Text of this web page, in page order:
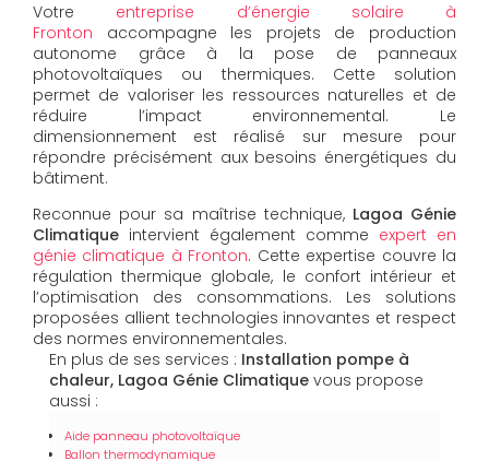
Votre entreprise d’énergie solaire à
Fronton accompagne les projets de production
autonome grâce à la pose de panneaux
photovoltaïques ou thermiques. Cette solution
permet de valoriser les ressources naturelles et de
réduire l’impact environnemental. Le
dimensionnement est réalisé sur mesure pour
répondre précisément aux besoins énergétiques du
bâtiment.
Reconnue pour sa maîtrise technique, Lagoa Génie
Climatique intervient également comme expert en
génie climatique à Fronton. Cette expertise couvre la
régulation thermique globale, le confort intérieur et
l’optimisation des consommations. Les solutions
proposées allient technologies innovantes et respect
des normes environnementales.
En plus de ses services : Installation pompe à
chaleur, Lagoa Génie Climatique vous propose
aussi :
Aide panneau photovoltaïque
Ballon thermodynamique